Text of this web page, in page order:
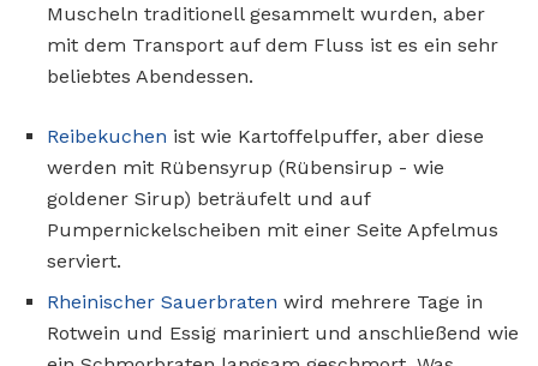
Muscheln traditionell gesammelt wurden, aber
mit dem Transport auf dem Fluss ist es ein sehr
beliebtes Abendessen.
Reibekuchen ist wie Kartoffelpuffer, aber diese
werden mit Rübensyrup (Rübensirup - wie
goldener Sirup) beträufelt und auf
Pumpernickelscheiben mit einer Seite Apfelmus
serviert.
Rheinischer Sauerbraten wird mehrere Tage in
Rotwein und Essig mariniert und anschließend wie